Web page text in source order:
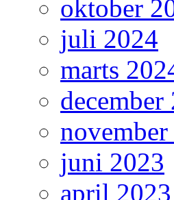
oktober
juli 2024
marts
december
juni 2023
april 2023